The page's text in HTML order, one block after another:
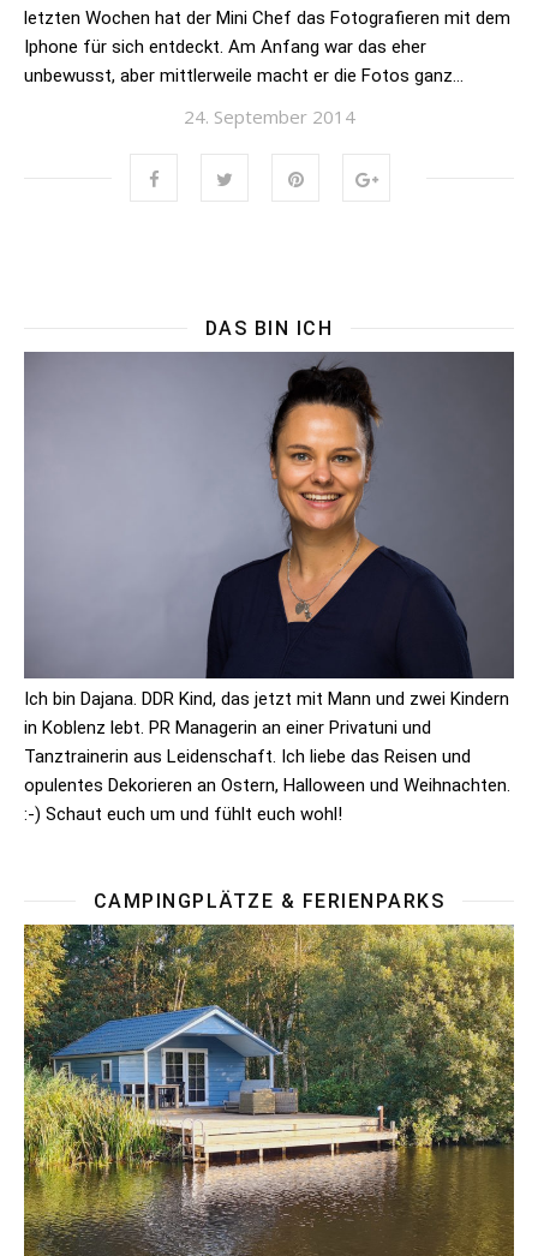
letzten Wochen hat der Mini Chef das Fotografieren mit dem
Iphone für sich entdeckt. Am Anfang war das eher
unbewusst, aber mittlerweile macht er die Fotos ganz…
24. September 2014
DAS BIN ICH
Ich bin Dajana. DDR Kind, das jetzt mit Mann und zwei Kindern
in Koblenz lebt. PR Managerin an einer Privatuni und
Tanztrainerin aus Leidenschaft. Ich liebe das Reisen und
opulentes Dekorieren an Ostern, Halloween und Weihnachten.
:-) Schaut euch um und fühlt euch wohl!
CAMPINGPLÄTZE & FERIENPARKS